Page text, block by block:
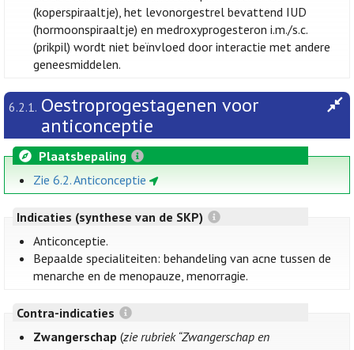
(koperspiraaltje), het levonorgestrel bevattend IUD
(hormoonspiraaltje) en medroxyprogesteron i.m./s.c.
(prikpil) wordt niet beïnvloed door interactie met andere
geneesmiddelen.
6.2.1. Oestroprogestagenen voor
anticonceptie
Plaatsbepaling
Zie 6.2. Anticonceptie
Indicaties (synthese van de SKP)
Anticonceptie.
Bepaalde specialiteiten: behandeling van acne tussen de
menarche en de menopauze, menorragie.
Contra-indicaties
Zwangerschap (zie rubriek “Zwangerschap en